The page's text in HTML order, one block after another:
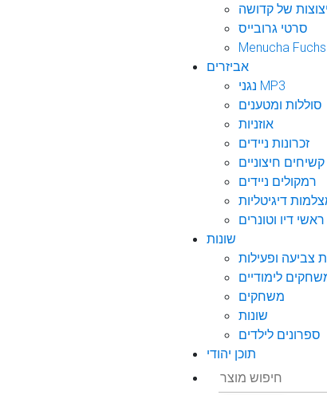
של קדושה
סרטי גרובייס
Menucha Fuchs
אביזרים
נגני MP3
סוללות ומטענים
אוזניות
זכרונות ניידים
חיצוניים
רמקולים ניידים
דיגיטליות
ראשי דיו וטונרים
שונות
צביעה ופעילות
לימודיים
משחקים
שונות
ספרונים לילדים
תוכן יהודי